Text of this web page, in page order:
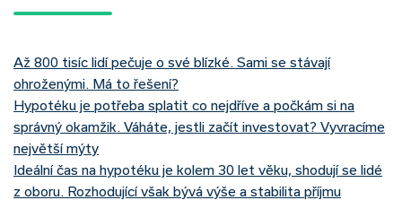
Až 800 tisíc lidí pečuje o své blízké. Sami se stávají
ohroženými. Má to řešení?
Hypotéku je potřeba splatit co nejdříve a počkám si na
správný okamžik. Váháte, jestli začít investovat? Vyvracíme
největší mýty
Ideální čas na hypotéku je kolem 30 let věku, shodují se lidé
z oboru. Rozhodující však bývá výše a stabilita příjmu